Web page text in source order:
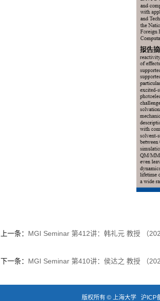
上一条： MGI Seminar 第412讲：韩礼元 教授 （
下一条： MGI Seminar 第410讲：侯达之 教授 （
版权所有 © 上海大学 沪ICP